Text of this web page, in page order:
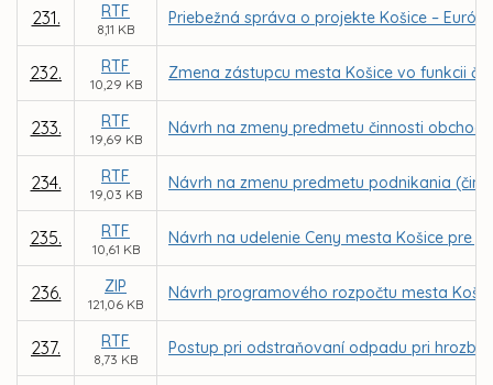
231. RTF
8,11 KB
Priebežná správa o projekte Košice –
232. RTF
10,29 KB
Zmena zástupcu mesta Košice vo funkcii
233. RTF
19,69 KB
Návrh na zmeny predmetu činnosti
234. RTF
19,03 KB
Návrh na zmenu predmetu podnikania
235. RTF
10,61 KB
Návrh na udelenie Ceny mesta Košice pre
236. ZIP
121,06 KB
Návrh programového rozpočtu mesta
237. RTF
8,73 KB
Postup pri odstraňovaní odpadu pri